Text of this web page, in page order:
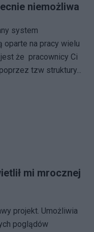
niemożliwa
system
oparte na pracy wielu
że pracownicy Ci
tzw struktury...
mi mrocznej
projekt. Umożliwia
poglądów